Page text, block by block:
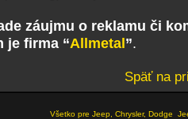
záujmu o reklamu či
je firma “Allmetal”.
Späť na
Všetko pre Jeep, Chrysler, Dodge